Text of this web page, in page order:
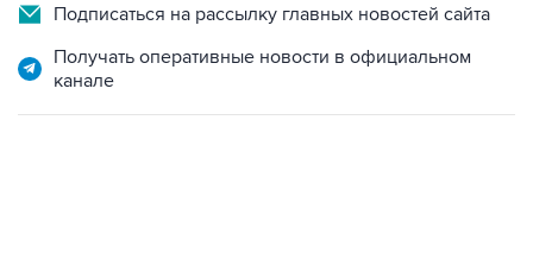
Подписаться на рассылку главных новостей сайта
Получать оперативные новости в официальном
канале